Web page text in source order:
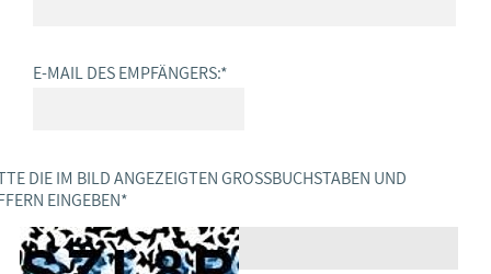
E-MAIL DES EMPFÄNGERS:*
DIE IM BILD ANGEZEIGTEN GROSSBUCHSTABEN UND Z
EINGEBEN *